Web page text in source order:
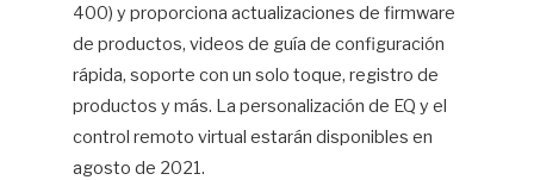
400) y proporciona actualizaciones de firmware
de productos, videos de guía de configuración
rápida, soporte con un solo toque, registro de
productos y más. La personalización de EQ y el
control remoto virtual estarán disponibles en
agosto de 2021.